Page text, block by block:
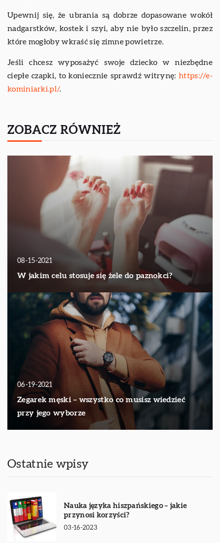
Upewnij się, że ubrania są dobrze dopasowane wokół
nadgarstków, kostek i szyi, aby nie było szczelin, przez
które mogłoby wkraść się zimne powietrze.
Jeśli chcesz wyposażyć swoje dziecko w niezbędne
ciepłe czapki, to koniecznie sprawdź witrynę: https://e-
kominiarki.pl/.
ZOBACZ RÓWNIEŻ
08-15-2021
W jakim celu stosuje się żele do paznokci?
06-19-2021
Zegarek męski – wszystko co musisz wiedzieć
przy jego wyborze
Ostatnie wpisy
Nauka języka hiszpańskiego – jakie
przynosi korzyści?
03-16-2023